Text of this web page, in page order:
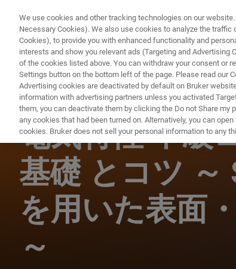
AFM ウェビナー
電気特性 中級
基礎 とコツ ～
を用いた表面
～
We use cookies and other tracking technologies on our
Necessary Cookies). We also use cookies to analyze the
Cookies), to provide you with enhanced functionality and
interests and show you relevant ads (Targeting and Advertising
of the cookies listed above. You can withdraw your consent or
Settings button on the bottom left of the page. Please read our
Advertising cookies are deactivated by default on Bruker
information with advertising partners unless you activated
them, you can deactivate them by clicking the Do not Share
any cookies that had been turned on. Alternatively, you can
cookies. Bruker does not sell your personal information to any